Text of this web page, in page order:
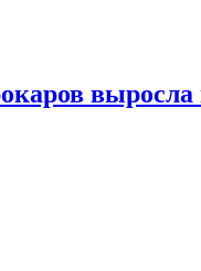
выросла